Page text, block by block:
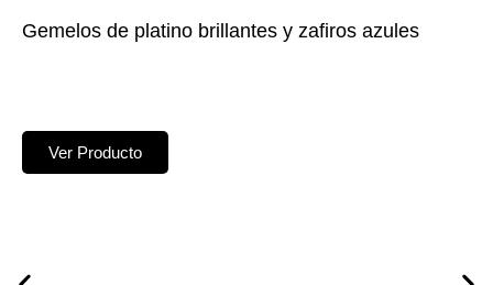
Gemelos de platino brillantes y zafiros azules
Ver Producto